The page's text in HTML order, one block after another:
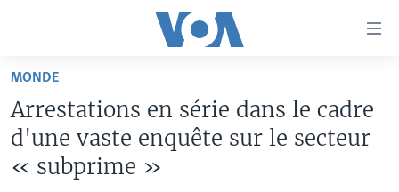
Retour
navigation
AFRIQUE
ÉTATS-UNIS
TV
LE MONDE AUJOURD'HUI
MONDE
Arrestations en série dans le cadre
d'une vaste enquête sur le secteur
« subprime »